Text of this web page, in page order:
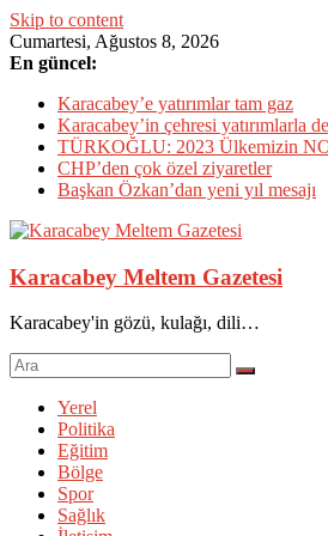
Skip to content
Cumartesi, Ağustos 8, 2026
En güncel:
Karacabey’e yatırımlar tam gaz
Karacabey’in çehresi yatırımlarla
TÜRKOĞLU: 2023 Ülkemizin
CHP’den çok özel ziyaretler
Başkan Özkan’dan yeni yıl mesajı
Karacabey Meltem Gazetesi
Karacabey'in gözü, kulağı, dili…
Yerel
Politika
Eğitim
Bölge
Spor
Sağlık